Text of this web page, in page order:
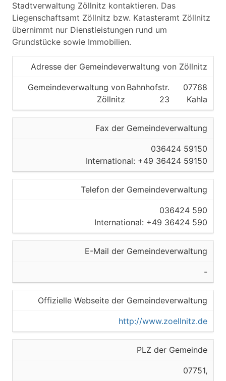
Stadtverwaltung Zöllnitz kontaktieren. Das
Liegenschaftsamt Zöllnitz bzw. Katasteramt Zöllnitz
übernimmt nur Dienstleistungen rund um
Grundstücke sowie Immobilien.
Adresse der Gemeindeverwaltung von Zöllnitz
Gemeindeverwaltung von
Zöllnitz
Bahnhofstr.
23
07768
Kahla
Fax der Gemeindeverwaltung
036424 59150
International: +49 36424 59150
Telefon der Gemeindeverwaltung
036424 590
International: +49 36424 590
E-Mail der Gemeindeverwaltung
-
Offizielle Webseite der Gemeindeverwaltung
http://www.zoellnitz.de
PLZ der Gemeinde
07751,